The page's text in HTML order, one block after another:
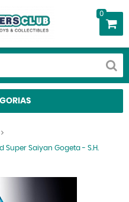
0
Super Saiyan Gogeta - S.H.